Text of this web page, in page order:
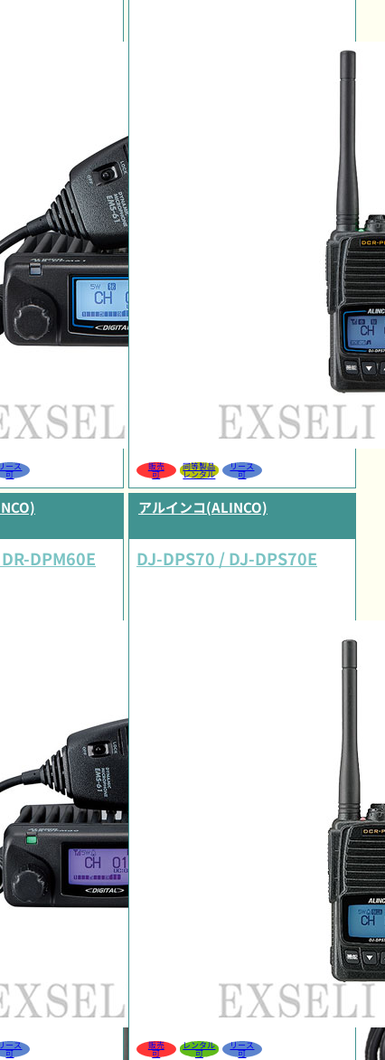
ース
可
販売
可
同等製品
レンタル
リース
可
DPM60E
ース
可
アルインコ(ALINCO)
DJ-DPS70 / DJ-DPS70E
販売
可
レンタル
可
リース
可